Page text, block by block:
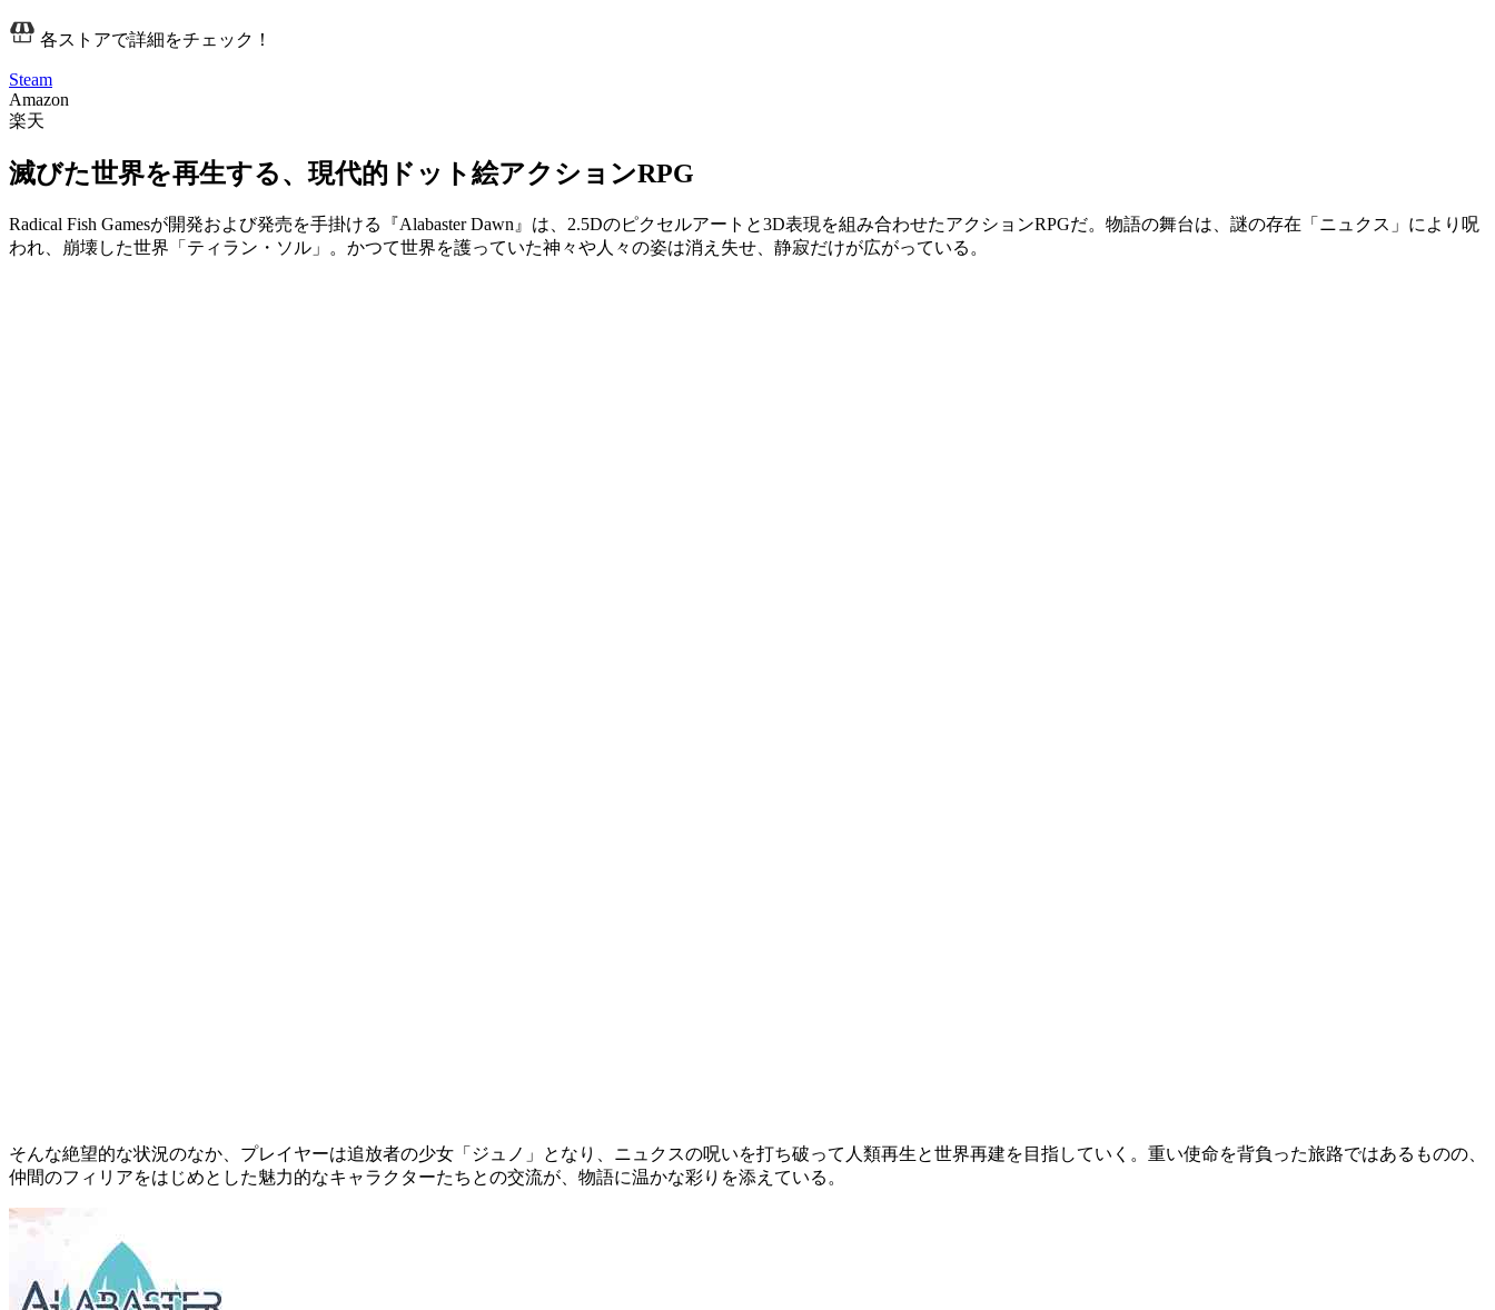
各ストアで詳細をチェック！
Steam
Amazon
楽天
滅びた世界を再生する、現代的ドット絵アクションRPG
Radical Fish Gamesが開発および発売を手掛ける 『Alabaster Dawn』 は、2.5Dのピクセルアートと3D表現を組み合わせたアクションRPGだ。物語の舞台は、 謎の存在「ニュクス」により呪
われ、崩壊した世界「ティラン・ソル」。 かつて世界を護っていた神々や人々の姿は消え失せ、静寂だけが広がっている。
そんな絶望的な状況のなか、プレイヤーは追放者の少女「ジュノ」 となり、ニュクスの呪いを打ち破って 人類再生と世界再建を目指していく。重い使命を背負った旅路ではあるものの、
仲間のフィリアをはじめとした魅力的なキャラクターたちとの交流が、物語に温かな彩りを添えている。